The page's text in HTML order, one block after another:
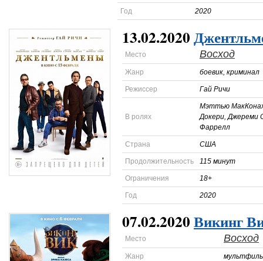
Год 2020
13.02.2020
Место Восход
Жанр боевик, криминал
Режиссер Гай Ричи
В ролях
Мэттью
Докери, Джереми
Фаррелл
Страна США
Продолжительность 115 минут
Ограничения 18+
Год 2020
07.02.2020Викинг
Место Восход
Жанр